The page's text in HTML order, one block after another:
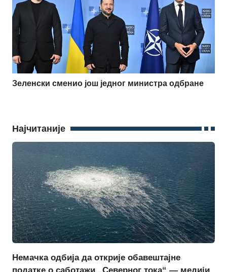
Зеленски сменио још једног министра одбране
Најчитаније
Немачка одбија да открије обавештајне
податке о саботажи „Северног тока“ — медији